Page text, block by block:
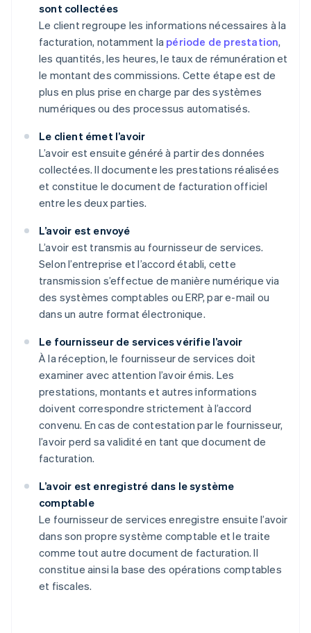
sont collectées
Le client regroupe les informations nécessaires à la
facturation, notamment la période de prestation,
les quantités, les heures, le taux de rémunération et
le montant des commissions. Cette étape est de
plus en plus prise en charge par des systèmes
numériques ou des processus automatisés.
Le client émet l’avoir
L’avoir est ensuite généré à partir des données
collectées. Il documente les prestations réalisées
et constitue le document de facturation officiel
entre les deux parties.
L’avoir est envoyé
L’avoir est transmis au fournisseur de services.
Selon l’entreprise et l’accord établi, cette
transmission s’effectue de manière numérique via
des systèmes comptables ou ERP, par e-mail ou
dans un autre format électronique.
Le fournisseur de services vérifie l’avoir
À la réception, le fournisseur de services doit
examiner avec attention l’avoir émis. Les
prestations, montants et autres informations
doivent correspondre strictement à l’accord
convenu. En cas de contestation par le fournisseur,
l’avoir perd sa validité en tant que document de
facturation.
L’avoir est enregistré dans le système
comptable
Le fournisseur de services enregistre ensuite l’avoir
dans son propre système comptable et le traite
comme tout autre document de facturation. Il
constitue ainsi la base des opérations comptables
et fiscales.